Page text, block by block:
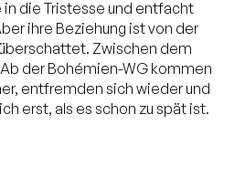
in die Tristesse und entfacht
ihre Beziehung ist von der
Zwischen dem
der Bohémien-WG kommen
entfremden sich wieder und
erst, als es schon zu spät ist.